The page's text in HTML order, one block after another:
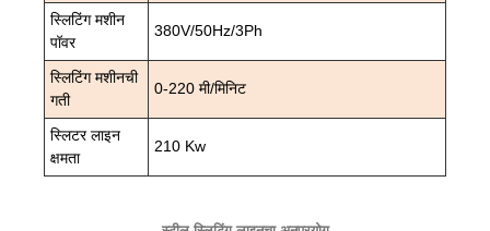
स्लिटिंग मशीन
पॉवर
380V/50Hz/3Ph
स्लिटिंग मशीनची
गती
0-220 मी/मिनिट
स्लिटर लाइन
क्षमता
210 Kw